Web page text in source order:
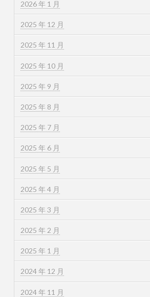
2026 年 1 月
2025 年 12 月
2025 年 11 月
2025 年 10 月
2025 年 9 月
2025 年 8 月
2025 年 7 月
2025 年 6 月
2025 年 5 月
2025 年 4 月
2025 年 3 月
2025 年 2 月
2025 年 1 月
2024 年 12 月
2024 年 11 月